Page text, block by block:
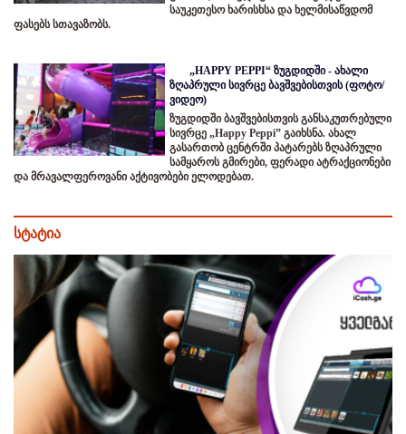
საუკეთესო ხარისხსა და ხელმისაწვდომ
ფასებს სთავაზობს.
„HAPPY PEPPI“ ზუგდიდში - ახალი
ზღაპრული სივრცე ბავშვებისთვის (ფოტო/
ვიდეო)
ზუგდიდში ბავშვებისთვის განსაკუთრებული
სივრცე „Happy Peppi” გაიხსნა. ახალ
გასართობ ცენტრში პატარებს ზღაპრული
სამყაროს გმირები, ფერადი ატრაქციონები
და მრავალფეროვანი აქტივობები ელოდებათ.
სტატია